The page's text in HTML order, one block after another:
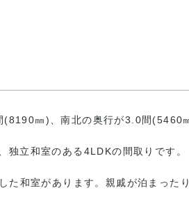
㎜)、南北の奥行が3.0間(5460
独立和室のある4LDKの間取りです。
た和室があります。親戚が泊まった